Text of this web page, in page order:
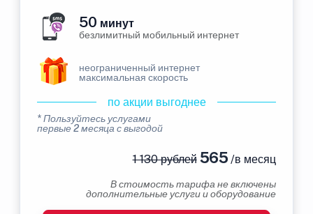
50 минут
безлимитный мобильный интернет
неограниченный интернет
максимальная скорость
по акции выгоднее
* Пользуйтесь услугами
первые 2 месяца с выгодой
1 130 рублей565 /в месяц
В стоимость тарифа не включены
дополнительные услуги и оборудование